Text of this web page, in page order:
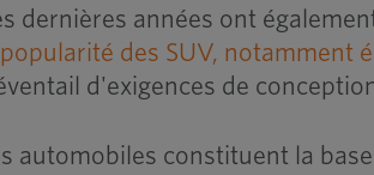
dernières années ont
des SUV, notamment
d'exigences de
automobiles constituent la